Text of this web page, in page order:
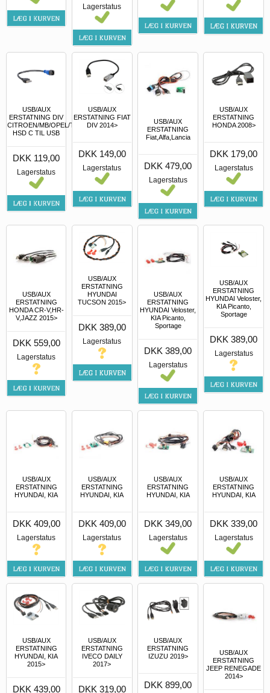
Lagerstatus
USB/AUX
ERSTATNING DIV
CITROEN/MB/OPEL/TOYOTA/PEUGEOT
HSD C TIL USB
DKK 119,00
Lagerstatus
USB/AUX
ERSTATNING FIAT
DIV 2014>
DKK 149,00
Lagerstatus
USB/AUX
ERSTATNING
Fiat,Alfa,Lancia
DKK 479,00
Lagerstatus
USB/AUX
ERSTATNING
HONDA 2008>
DKK 179,00
Lagerstatus
USB/AUX
ERSTATNING
HONDA CR-V,HR-
V,JAZZ 2015>
DKK 559,00
Lagerstatus
USB/AUX
ERSTATNING
HYUNDAI
TUCSON 2015>
DKK 389,00
Lagerstatus
USB/AUX
ERSTATNING
HYUNDAI Veloster,
KIA Picanto,
Sportage
DKK 389,00
Lagerstatus
USB/AUX
ERSTATNING
HYUNDAI Veloster,
KIA Picanto,
Sportage
DKK 389,00
Lagerstatus
USB/AUX
ERSTATNING
HYUNDAI, KIA
DKK 409,00
Lagerstatus
USB/AUX
ERSTATNING
HYUNDAI, KIA
DKK 409,00
Lagerstatus
USB/AUX
ERSTATNING
HYUNDAI, KIA
DKK 349,00
Lagerstatus
USB/AUX
ERSTATNING
HYUNDAI, KIA
DKK 339,00
Lagerstatus
USB/AUX
ERSTATNING
HYUNDAI, KIA
2015>
DKK 439,00
USB/AUX
ERSTATNING
IVECO DAILY
2017>
DKK 319,00
USB/AUX
ERSTATNING
IZUZU 2019>
DKK 899,00
USB/AUX
ERSTATNING
JEEP RENEGADE
2014>